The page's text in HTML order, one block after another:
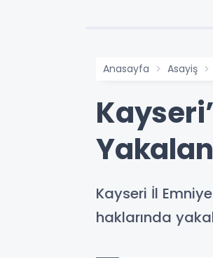
Anasayfa Asayiş
Kayseri İl
haklarında